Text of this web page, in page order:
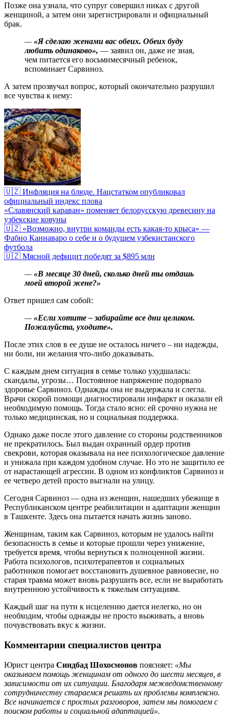
Позже она узнала, что супруг совершил никах с другой
женщиной, а затем они зарегистрировали и официальный
брак.
—«Я сделаю женами вас обеих. Обеих буду
любить одинаково», — заявил он, даже не зная,
чем питается его восьмимесячный ребенок,
вспоминает Сарвиноз.
А затем прозвучал вопрос, который окончательно разрушил
все чувства к нему:
🇺🇿 Инфляция на блюде. Нацстатком опубликовал
официальный индекс плова
«Славянский караван» поменяет белорусскую древесину на
узбекские ковуны
🇺🇿 «Возможно, внутри команды есть какая-то крыса» —
Фабио Каннаваро о себе и о будущем узбекистанского
футбола
🇺🇿 Мясной дефицит победят за $895 млн
—«В месяце 30 дней, сколько дней ты отдашь
моей второй жене?»
Ответ пришел сам собой:
—«Если хотите – забирайте все дни целиком.
Пожалуйста, уходите».
После этих слов в ее душе не осталось ничего – ни надежды,
ни боли, ни желания что-либо доказывать.
С каждым днем ситуация в семье только ухудшалась:
скандалы, угрозы… Постоянное напряжение подорвало
здоровье Сарвиноз. Однажды она не выдержала и слегла.
Врачи скорой помощи диагностировали инфаркт и оказали ей
необходимую помощь. Тогда стало ясно: ей срочно нужна не
только медицинская, но и социальная поддержка.
Однако даже после этого давление со стороны родственников
не прекратилось. Был выдан охранный ордер против
свекрови, которая оказывала на нее психологическое давление
и унижала при каждом удобном случае. Но это не защитило ее
от нарастающей агрессии. В одном из конфликтов Сарвиноз и
ее четверо детей просто выгнали на улицу.
Сегодня Сарвиноз — одна из женщин, нашедших убежище в
Республиканском центре реабилитации и адаптации женщин
в Ташкенте. Здесь она пытается начать жизнь заново.
Женщинам, таким как Сарвиноз, которым не удалось найти
безопасность в семье и которые прошли через унижение,
требуется время, чтобы вернуться к полноценной жизни.
Работа психологов, психотерапевтов и социальных
работников помогает восстановить душевное равновесие, но
старая травма может вновь разрушить все, если не выработать
внутреннюю устойчивость к тяжелым ситуациям.
Каждый шаг на пути к исцелению дается нелегко, но он
необходим, чтобы однажды не просто выживать, а вновь
почувствовать вкус к жизни.
Комментарии специалистов центра
Юрист центра Синдбад Шохосмонов поясняет: «Мы
оказываем помощь женщинам от одного до шести месяцев, в
зависимости от их ситуации. Благодаря межведомственному
сотрудничеству стараемся решать их проблемы комплексно.
Все начинается с простых разговоров, затем мы помогаем с
поиском работы и социальной адаптацией».